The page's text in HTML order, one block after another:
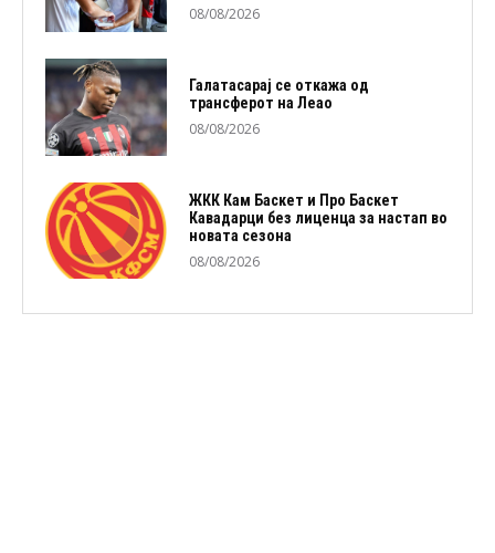
08/08/2026
Галатасарај се откажа од
трансферот на Леао
08/08/2026
ЖКК Кам Баскет и Про Баскет
Кавадарци без лиценца за настап во
новата сезона
08/08/2026